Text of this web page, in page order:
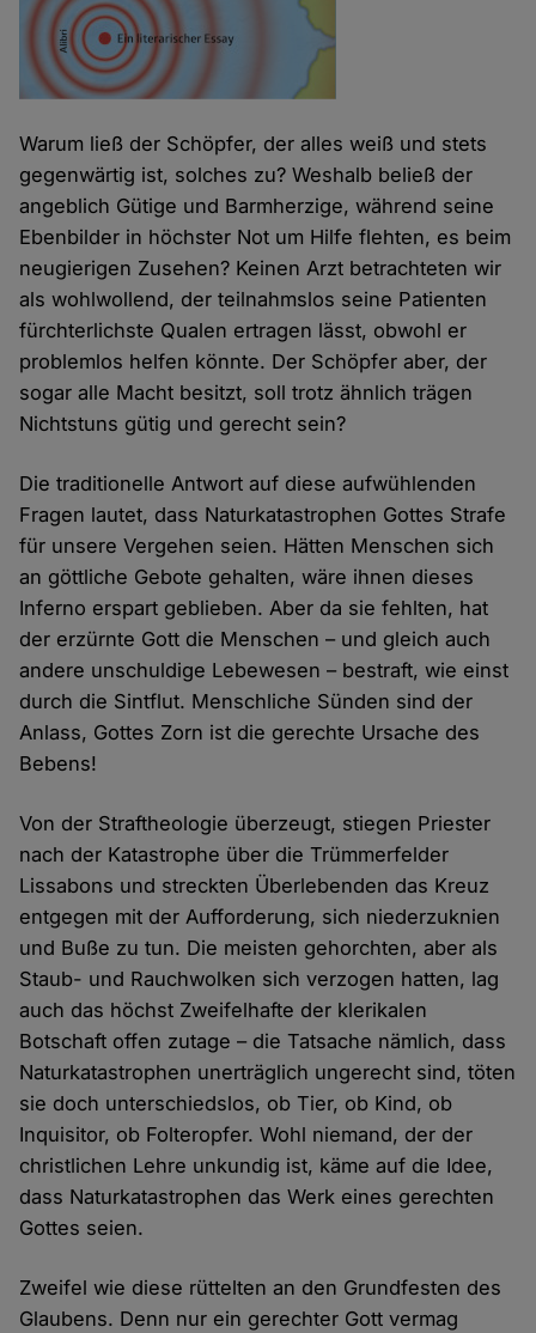
Warum ließ der Schöpfer, der alles weiß und stets
gegenwärtig ist, solches zu? Weshalb beließ der
angeblich Gütige und Barmherzige, während seine
Ebenbilder in höchster Not um Hilfe flehten, es beim
neugierigen Zusehen? Keinen Arzt betrachteten wir
als wohlwollend, der teilnahmslos seine Patienten
fürchterlichste Qualen ertragen lässt, obwohl er
problemlos helfen könnte. Der Schöpfer aber, der
sogar alle Macht besitzt, soll trotz ähnlich trägen
Nichtstuns gütig und gerecht sein?
Die traditionelle Antwort auf diese aufwühlenden
Fragen lautet, dass Naturkatastrophen Gottes Strafe
für unsere Vergehen seien. Hätten Menschen sich
an göttliche Gebote gehalten, wäre ihnen dieses
Inferno erspart geblieben. Aber da sie fehlten, hat
der erzürnte Gott die Menschen – und gleich auch
andere unschuldige Lebewesen – bestraft, wie einst
durch die Sintflut. Menschliche Sünden sind der
Anlass, Gottes Zorn ist die gerechte Ursache des
Bebens!
Von der Straftheologie überzeugt, stiegen Priester
nach der Katastrophe über die Trümmerfelder
Lissabons und streckten Überlebenden das Kreuz
entgegen mit der Aufforderung, sich niederzuknien
und Buße zu tun. Die meisten gehorchten, aber als
Staub- und Rauchwolken sich verzogen hatten, lag
auch das höchst Zweifelhafte der klerikalen
Botschaft offen zutage – die Tatsache nämlich, dass
Naturkatastrophen unerträglich ungerecht sind, töten
sie doch unterschiedslos, ob Tier, ob Kind, ob
Inquisitor, ob Folteropfer. Wohl niemand, der der
christlichen Lehre unkundig ist, käme auf die Idee,
dass Naturkatastrophen das Werk eines gerechten
Gottes seien.
Zweifel wie diese rüttelten an den Grundfesten des
Glaubens. Denn nur ein gerechter Gott vermag